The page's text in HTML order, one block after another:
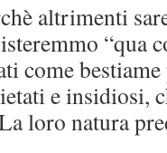
altrimenti
“qua
come
e insidiosi,
loro natura